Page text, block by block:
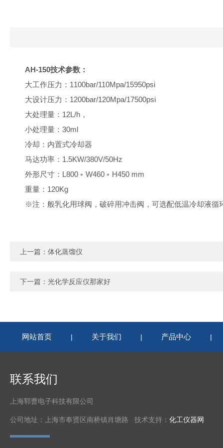
AH-150技术参数：
大工作压力：1100bar/110Mpa/15950psi
大设计压力：1200bar/120Mpa/17500psi
大处理量：12L/h，
小处理量：30ml
冷却：内置式冷却器
马达功率：1.5KW/380V/50Hz
外形尺寸：L800﹡W460﹡H450 mm
重量：120Kg
※注：般乳化用球阀，破碎用冲击阀，可选配低温冷却液循
上一篇： 体化蒸馏仪
下一篇： 光化学反应仪那家好
网站首页 | 关于我们 | 产品中心 |
联系我们
上海郓曹电子科技有限公司
公司地址：上海市奉贤区南桥镇肖塘路 技术支持： 化工仪器网